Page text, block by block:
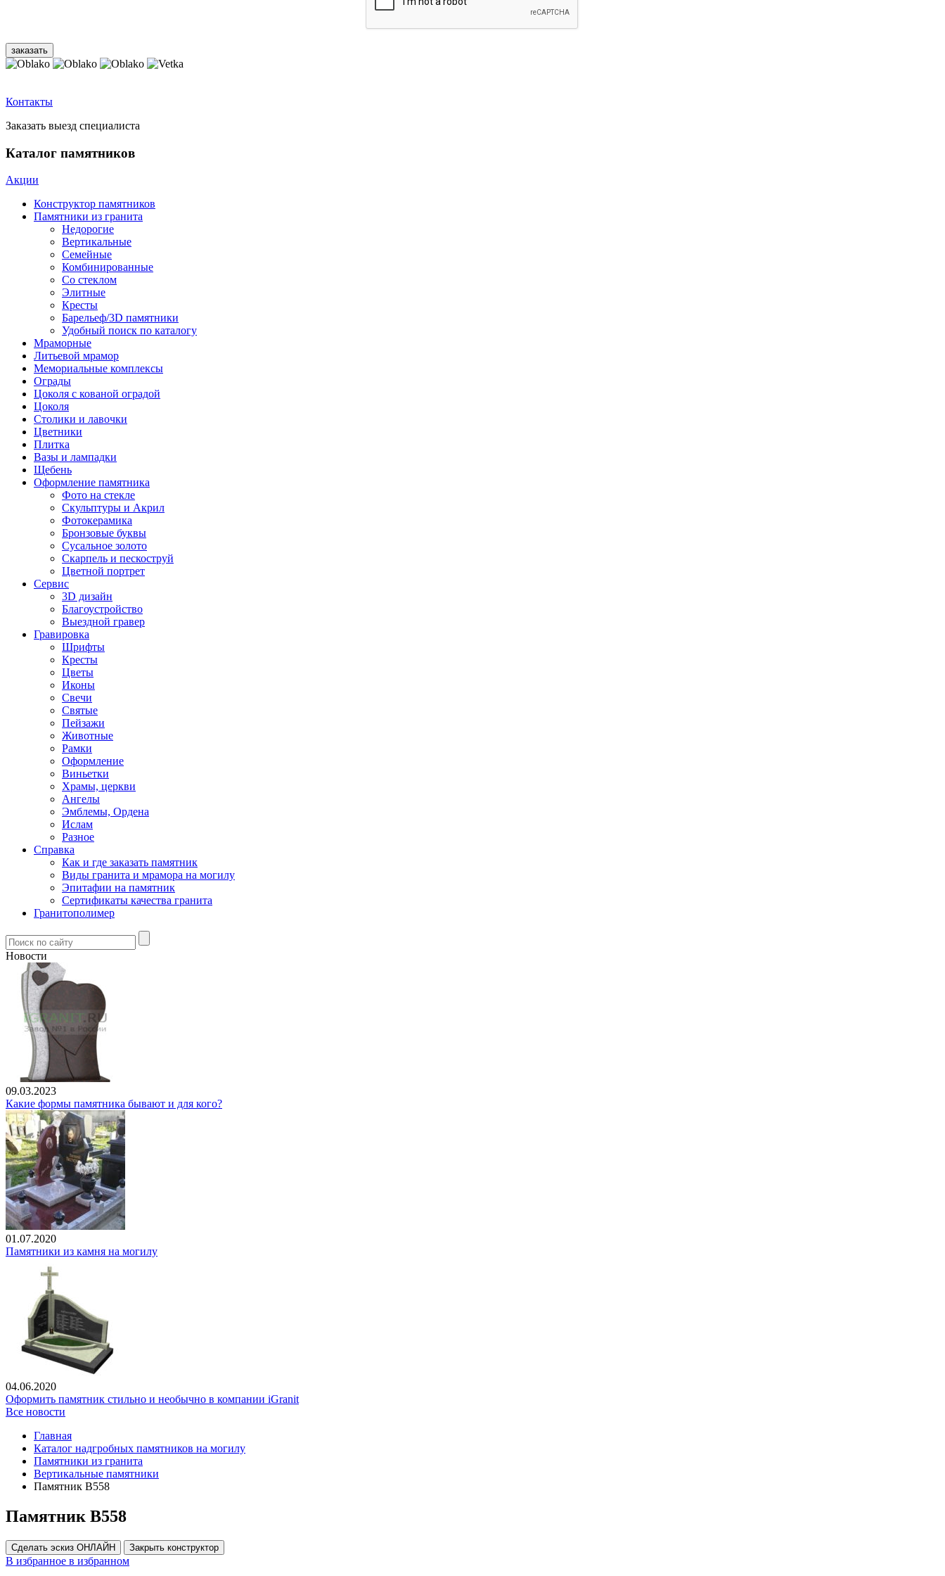
Контакты
Заказать выезд специалиста
Каталог памятников
Акции
Конструктор памятников
Памятники из гранита
Недорогие
Вертикальные
Семейные
Комбинированные
Со стеклом
Элитные
Кресты
Барельеф/3D памятники
Удобный поиск по каталогу
Мраморные
Литьевой мрамор
Мемориальные комплексы
Ограды
Цоколя с кованой оградой
Цоколя
Столики и лавочки
Цветники
Плитка
Вазы и лампадки
Щебень
Оформление памятника
Фото на стекле
Скульптуры и Акрил
Фотокерамика
Бронзовые буквы
Сусальное золото
Скарпель и пескоструй
Цветной портрет
Сервис
3D дизайн
Благоустройство
Выездной гравер
Гравировка
Шрифты
Кресты
Цветы
Иконы
Свечи
Святые
Пейзажи
Животные
Рамки
Оформление
Виньетки
Храмы, церкви
Ангелы
Эмблемы, Ордена
Ислам
Разное
Справка
Как и где заказать памятник
Виды гранита и мрамора на могилу
Эпитафии на памятник
Сертификаты качества гранита
Гранитополимер
Новости
09.03.2023
Какие формы памятника бывают и для кого?
01.07.2020
Памятники из камня на могилу
04.06.2020
Оформить памятник стильно и необычно в компании iGranit
Все новости
Главная
Каталог надгробных памятников на могилу
Памятники из гранита
Вертикальные памятники
Памятник В558
Памятник В558
Сделать эскиз ОНЛАЙН Закрыть конструктор
В избранное в избранном